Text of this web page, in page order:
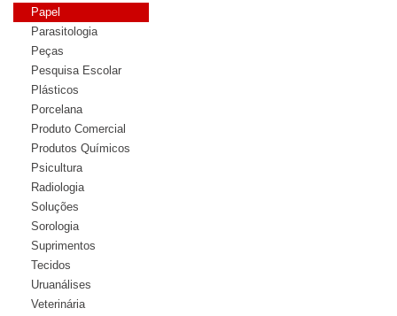
Papel
Parasitologia
Peças
Pesquisa Escolar
Plásticos
Porcelana
Produto Comercial
Produtos Químicos
Psicultura
Radiologia
Soluções
Sorologia
Suprimentos
Tecidos
Uruanálises
Veterinária